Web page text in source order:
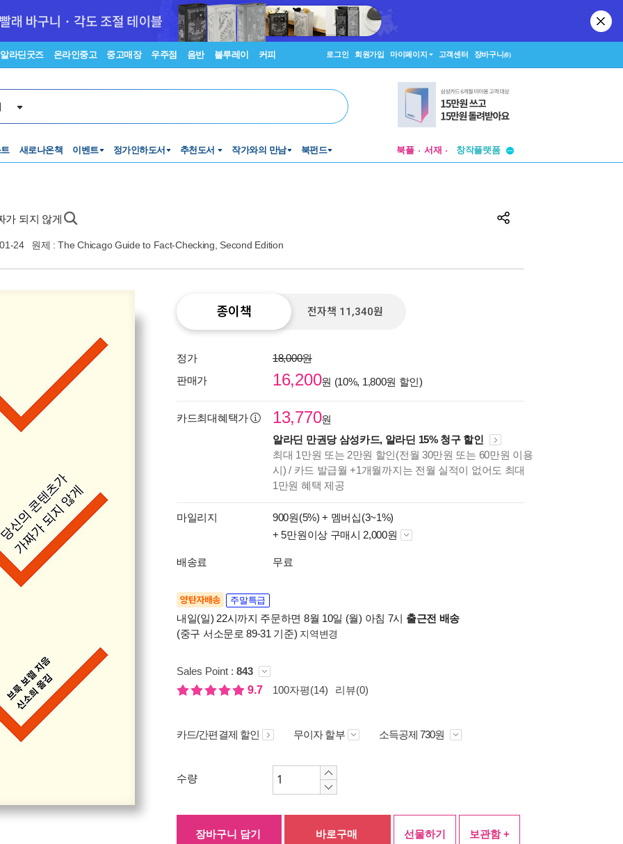
알라딘굿즈 온라인중고 중고매장 우주점 음반 블루레이 커피 로그인 회원가입 마이페이지 고객센터 장바구니(0)
새로나온책 이벤트 정가인하도서 추천도서 작가와의 만남 북펀드 북플 서재
창작플랫폼
가 되지 않게
24 원제 : The Chicago Guide to Fact-Checking, Second Edition
종이책 전자책 11,340원
정가
18,000원
판매가
16,200원 (10%, 1,800원 할인)
카드최대혜택가 13,770원
알라딘 만권당 삼성카드, 알라딘 15% 청구 할인
최대 1만원 또는 2만원 할인(전월 30만원 또는 60만원 이용
시) / 카드 발급월 +1개월까지는 전월 실적이 없어도 최대
1만원 혜택 제공
마일리지 900원(5%) + 멤버십(3~1%)
+ 5만원이상 구매시 2,000원
배송료 무료
양탄자배송 주말특급
내일(일) 22시까지 주문하면 8월 10일 (월) 아침 7시 출근전 배송
(중구 서소문로 89-31 기준) 지역변경
Sales Point : 843
9.7
100자평(14) 리뷰(0)
카드/간편결제 할인 무이자 할부 소득공제 730원
수량
장바구니 담기 바로구매 선물하기 보관함 +